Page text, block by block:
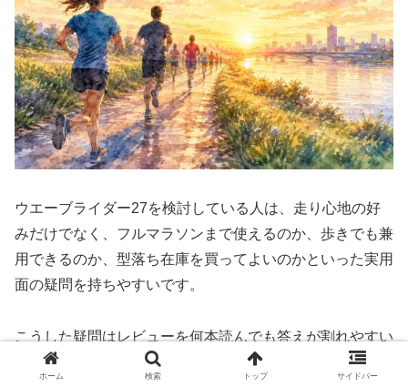
ウエーブライダー27を検討している人は、走り心地の好
みだけでなく、フルマラソンまで使えるのか、歩きでも兼
用できるのか、型落ち在庫を買ってよいのかといった実用
面の疑問を持ちやすいです。
こうした疑問はレビューを何本読んでも答えが割れやすい
のですが、それは使う人のレベルや目的が違うからであ
ホーム 検索 トップ サイドバー